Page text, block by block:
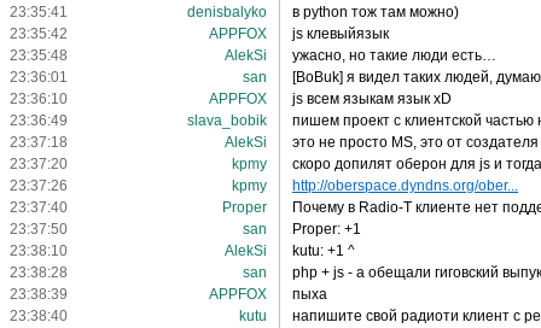
23:35:41
denisbalyko
в python тож там можно)
23:35:42
APPFOX
js клевыйязык
23:35:48
AlekSi
ужасно, но такие люди есть…
23:36:01
san
[BoBuk] я видел таких людей,
23:36:10
APPFOX
js всем языкам язык xD
23:36:49
slava_bobik
пишем проект с клиентской частью
23:37:18
AlekSi
это не просто MS, это от
23:37:20
kpmy
скоро допилят оберон для js и
23:37:26
kpmy
http://oberspace.dyndns.org/ober...
23:37:40
Proper
Почему в Radio-T клиенте нет
23:37:50
san
Proper: +1
23:38:10
AlekSi
kutu: +1 ^
23:38:28
san
php + js - а обещали гиговский выпук
23:38:39
APPFOX
пыха
23:38:40
kutu
напишите свой радиоти клиент с